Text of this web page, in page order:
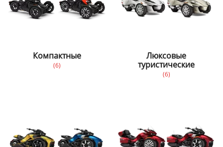
Компактные
(6)
Люксовые
туристические
(6)